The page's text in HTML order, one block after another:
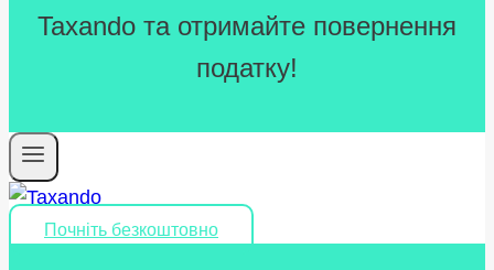
Taxando та отримайте повернення
податку!
Почніть безкоштовно